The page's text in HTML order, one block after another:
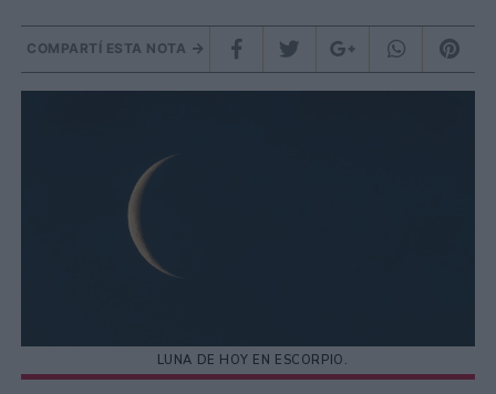
COMPARTÍ ESTA NOTA
LUNA DE HOY EN ESCORPIO.